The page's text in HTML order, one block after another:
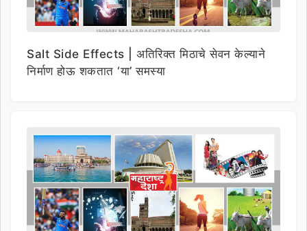
Salt Side Effects | अतिरिक्त मिठाचे सेवन केल्याने
निर्माण होऊ शकतात ‘या’ समस्या